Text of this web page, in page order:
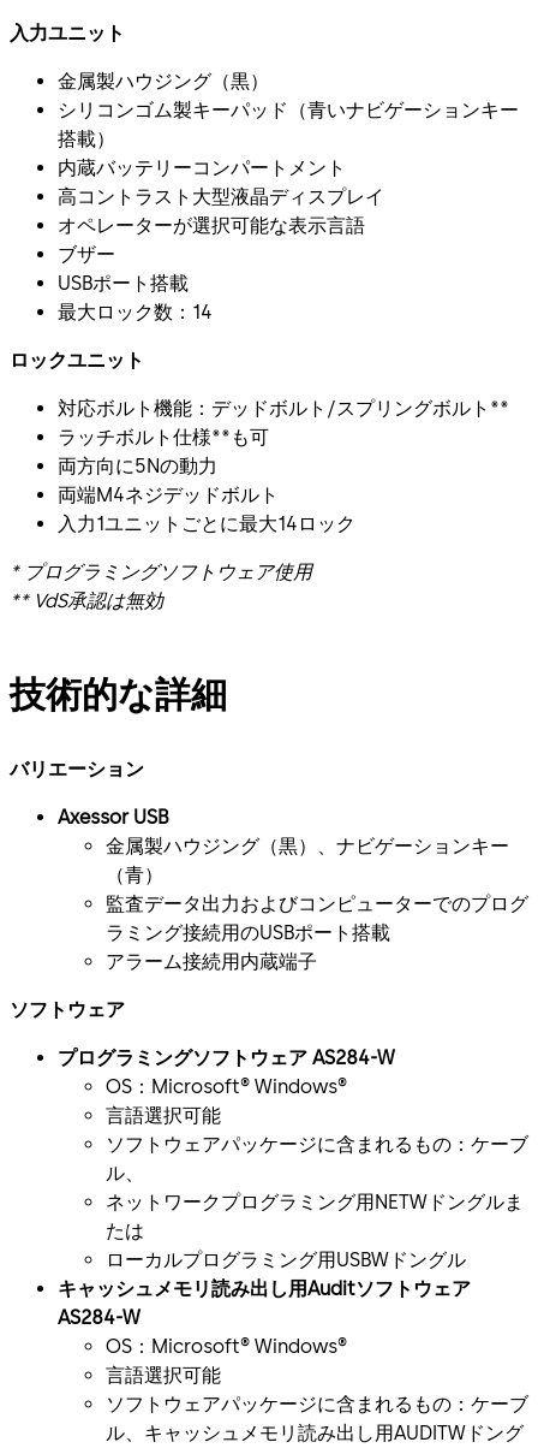
入力ユニット
金属製ハウジング（黒）
シリコンゴム製キーパッド（青いナビゲーションキー
搭載）
内蔵バッテリーコンパートメント
高コントラスト大型液晶ディスプレイ
オペレーターが選択可能な表示言語
ブザー
USBポート搭載
最大ロック数：14
ロックユニット
対応ボルト機能：デッドボルト/スプリングボルト**
ラッチボルト仕様**も可
両方向に5Nの動力
両端M4ネジデッドボルト
入力1ユニットごとに最大14ロック
* プログラミングソフトウェア使用
** VdS承認は無効
技術的な詳細
バリエーション
Axessor USB
金属製ハウジング（黒）、ナビゲーションキー
（青）
監査データ出力およびコンピューターでのプログ
ラミング接続用のUSBポート搭載
アラーム接続用内蔵端子
ソフトウェア
プログラミングソフトウェア AS284-W
OS：Microsoft® Windows®
言語選択可能
ソフトウェアパッケージに含まれるもの：ケーブ
ル、
ネットワークプログラミング用NETWドングルま
たは
ローカルプログラミング用USBWドングル
キャッシュメモリ読み出し用Auditソフトウェア
AS284-W
OS：Microsoft® Windows®
言語選択可能
ソフトウェアパッケージに含まれるもの：ケーブ
ル、キャッシュメモリ読み出し用AUDITWドング